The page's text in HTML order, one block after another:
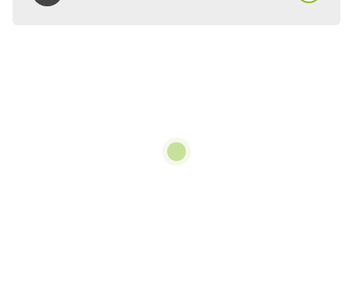
pro Einheit/Nacht